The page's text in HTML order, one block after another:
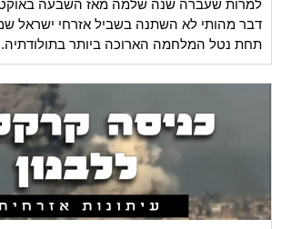
דבר מהותי לא השתנה בשביל אזרחי ישראל
תחת נטל המלחמה הארוכה ביותר בתולודתיה.